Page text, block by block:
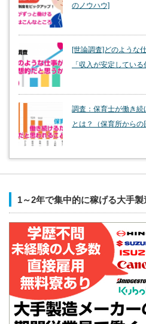
のノウハウ]
[世論調査]どのような
「収入が安定している
調査：保育士が働き続
とは？（保育所からの
1～2年で集中的に稼げる大手